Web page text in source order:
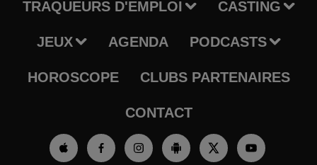
TRAQUEURS D'EMPLOI CASTING
JEUX AGENDA PODCASTS
HOROSCOPE CLUBS PARTENAIRES
CONTACT